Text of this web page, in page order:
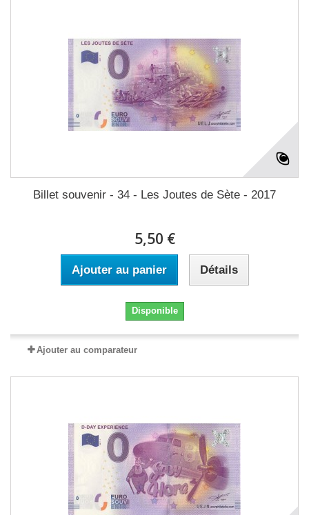
Billet souvenir - 34 - Les Joutes de Sète - 2017
5,50 €
Ajouter au panier Détails
Disponible
Ajouter au comparateur